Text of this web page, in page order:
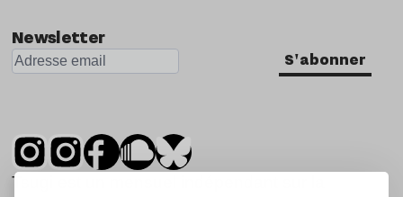
Newsletter
S'abonner
Tsugi est un mensuel indépendant sur la